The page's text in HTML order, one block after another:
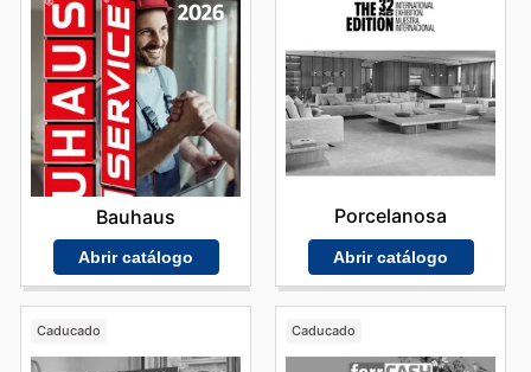
Bauhaus
Abrir catálogo
Porcelanosa
Abrir catálogo
Caducado Caducado